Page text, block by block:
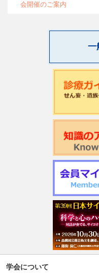
会開催のご案内
第4回緩和臨床研究ワーク
日本サイコオンコロジー
療法：基本スキル演習」
2026年度学会開催CSTに
第22回日本仏教看護・ビ
第1回サイコオンコロジ
令和7年度 日本がん相談
週刊現代(3月2日号)精神
「第5回せん妄対応プロ
【新旧対照表訂正】「が
一
学会について